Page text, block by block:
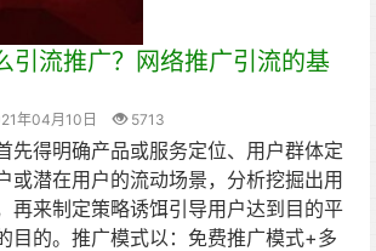
引流推广？网络推广引流的基
年04月10日 5713
先得明确产品或服务定位、用户群体定
或潜在用户的流动场景，分析挖掘出用
再来制定策略诱饵引导用户达到目的平
目的。推广模式以：免费推广模式+多